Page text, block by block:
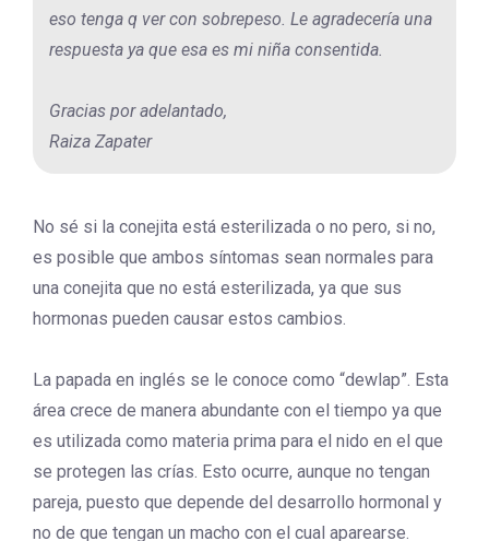
eso tenga q ver con sobrepeso. Le agradecería una
respuesta ya que esa es mi niña consentida.
Gracias por adelantado,
Raiza Zapater
No sé si la conejita está esterilizada o no pero, si no,
es posible que ambos síntomas sean normales para
una conejita que no está esterilizada, ya que sus
hormonas pueden causar estos cambios.
La papada en inglés se le conoce como “dewlap”. Esta
área crece de manera abundante con el tiempo ya que
es utilizada como materia prima para el nido en el que
se protegen las crías. Esto ocurre, aunque no tengan
pareja, puesto que depende del desarrollo hormonal y
no de que tengan un macho con el cual aparearse.